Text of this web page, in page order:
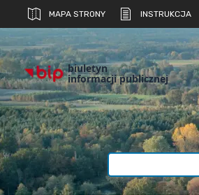
MAPA STRONY INSTRUKCJA
biuletyn
informacji publicznej